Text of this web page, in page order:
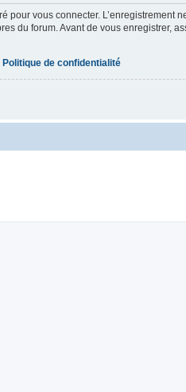
pour vous connecter.
du forum. Avant de vous enregistrer,
Politique de confidentialité